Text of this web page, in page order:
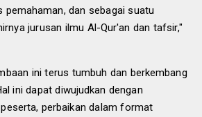
pemahaman, dan sebagai suatu
jurusan ilmu Al-Qur'an dan tafsir,"
ini terus tumbuh dan berkembang
ini dapat diwujudkan dengan
perbaikan dalam format